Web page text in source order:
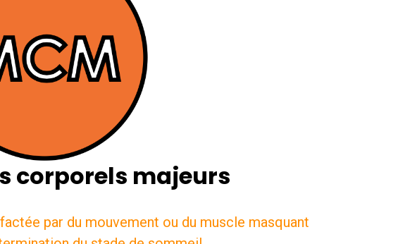
corporels majeurs
par du mouvement ou du muscle masquant